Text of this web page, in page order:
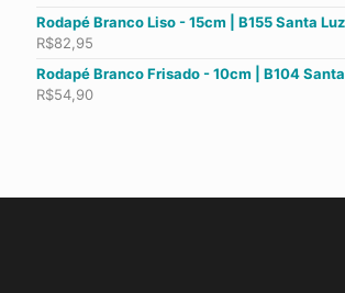
Rodapé Branco Liso - 15cm | B155 Santa
R$82,95
Rodapé Branco Frisado - 10cm | B104
R$54,90